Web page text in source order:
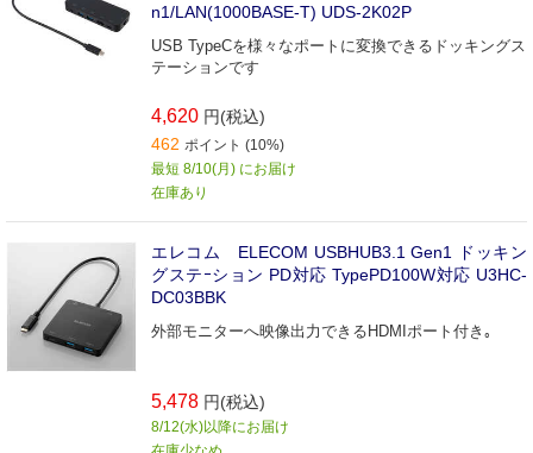
n1/LAN(1000BASE-T) UDS-2K02P
USB TypeCを様々なポートに変換できるドッキングス
テーションです
4,620 円(税込)
462 ポイント (10%)
最短 8/10(月) にお届け
在庫あり
エレコム ELECOM USBHUB3.1 Gen1 ドッキン
グステｰション PD対応 TypePD100W対応 U3HC-
DC03BBK
外部モニターへ映像出力できるHDMIポート付き｡
5,478 円(税込)
8/12(水)以降にお届け